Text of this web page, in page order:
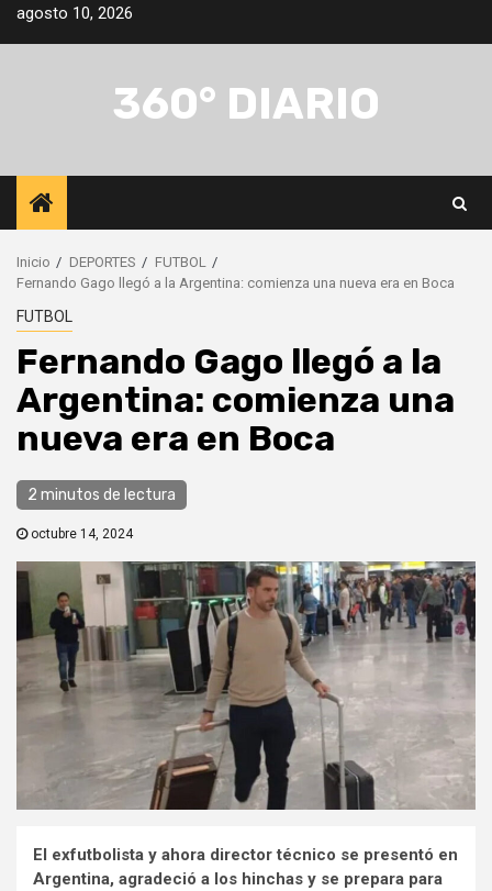
Saltar
agosto 10, 2026
360° DIARIO
Inicio DEPORTES
FUTBOL
Fernando Gago llegó a la Argentina: comienza una nueva era en Boca
FUTBOL
Fernando Gago llegó a la
Argentina: comienza una
nueva era en Boca
2 minutos de lectura
octubre 14, 2024
El exfutbolista y ahora director técnico se presentó en
Argentina, agradeció a los hinchas y se prepara para